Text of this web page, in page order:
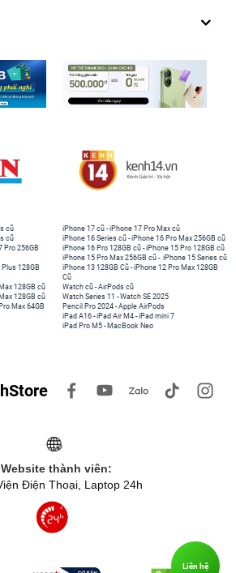
cũ
cũ
Pro 256GB
iPhone 17 cũ -iPhone 17 Pro Max cũ
iPhone 16 Series cũ - iPhone 16 Pro Max 256GB cũ
iPhone 16 Pro 128GB cũ -iPhone 15 Pro 128GB cũ
iPhone 15 Pro Max 256GB cũ - iPhone 15 Series cũ
128GB
128GB cũ
128GB cũ
Max 64GB
iPhone 13 128GB Cũ -iPhone 12 Pro Max 128GB
Cũ
Watch cũ -AirPods cũ
Watch Series 11 -Watch SE 2025
Pencil Pro 2024 -Apple AirPods
iPad A16 -iPad Air M4 -iPad mini 7
iPad Pro M5 - MacBook Neo
Website thành viên:
Điện Thoại, Laptop 24h
Liên hệ